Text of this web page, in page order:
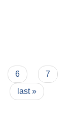
को (दोस्रो संशोधन
6
7
last »